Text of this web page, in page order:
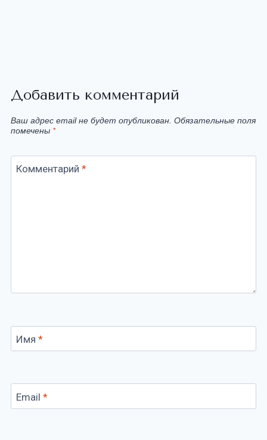
Добавить комментарий
Ваш адрес email не будет опубликован. Обязательные поля
помечены *
Комментарий *
Имя *
Email *